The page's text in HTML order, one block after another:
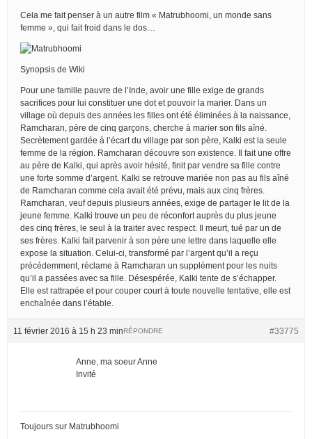
Cela me fait penser à un autre film « Matrubhoomi, un monde sans
femme », qui fait froid dans le dos…
Synopsis de Wiki
Pour une famille pauvre de l’Inde, avoir une fille exige de grands
sacrifices pour lui constituer une dot et pouvoir la marier. Dans un
village où depuis des années les filles ont été éliminées à la naissance,
Ramcharan, père de cinq garçons, cherche à marier son fils aîné.
Secrètement gardée à l’écart du village par son père, Kalki est la seule
femme de la région. Ramcharan découvre son existence. Il fait une offre
au père de Kalki, qui après avoir hésité, finit par vendre sa fille contre
une forte somme d’argent. Kalki se retrouve mariée non pas au fils aîné
de Ramcharan comme cela avait été prévu, mais aux cinq frères.
Ramcharan, veuf depuis plusieurs années, exige de partager le lit de la
jeune femme. Kalki trouve un peu de réconfort auprès du plus jeune
des cinq frères, le seul à la traiter avec respect. Il meurt, tué par un de
ses frères. Kalki fait parvenir à son père une lettre dans laquelle elle
expose la situation. Celui-ci, transformé par l’argent qu’il a reçu
précédemment, réclame à Ramcharan un supplément pour les nuits
qu’il a passées avec sa fille. Désespérée, Kalki tente de s’échapper.
Elle est rattrapée et pour couper court à toute nouvelle tentative, elle est
enchaînée dans l’étable.
11 février 2016 à 15 h 23 min #33775
RÉPONDRE
Anne, ma soeur Anne
Invité
Toujours sur Matrubhoomi